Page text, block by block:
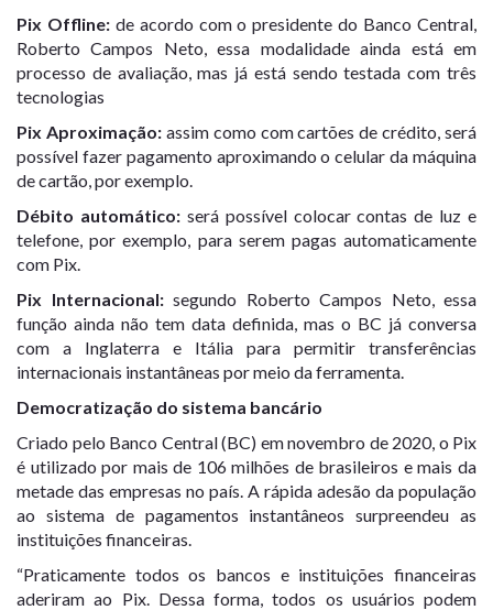
Pix Offline:de acordo com o presidente do Banco Central,
Roberto Campos Neto, essa modalidade ainda está em
processo de avaliação, mas já está sendo testada com três
tecnologias
Pix Aproximação:assim como com cartões de crédito, será
possível fazer pagamento aproximando o celular da máquina
de cartão, por exemplo.
Débito automático: será possível colocar contas de luz e
telefone, por exemplo, para serem pagas automaticamente
com Pix.
Pix Internacional:segundo Roberto Campos Neto, essa
função ainda não tem data definida, mas o BC já conversa
com a Inglaterra e Itália para permitir transferências
internacionais instantâneas por meio da ferramenta.
Democratização do sistema bancário
Criado pelo Banco Central (BC) em novembro de 2020, o Pix
é utilizado por mais de 106 milhões de brasileiros e mais da
metade das empresas no país. A rápida adesão da população
ao sistema de pagamentos instantâneos surpreendeu as
instituições financeiras.
“Praticamente todos os bancos e instituições financeiras
aderiram ao Pix. Dessa forma, todos os usuários podem